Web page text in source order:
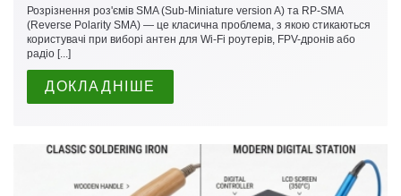
Розрізнення роз'ємів SMA (Sub-Miniature version A) та RP-SMA
(Reverse Polarity SMA) — це класична проблема, з якою стикаються
користувачі при виборі антен для Wi-Fi роутерів, FPV-дронів або
радіо [...]
ДОКЛАДНІШЕ